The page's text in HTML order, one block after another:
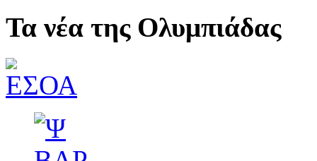
Τα νέα της Ολυμπιάδας